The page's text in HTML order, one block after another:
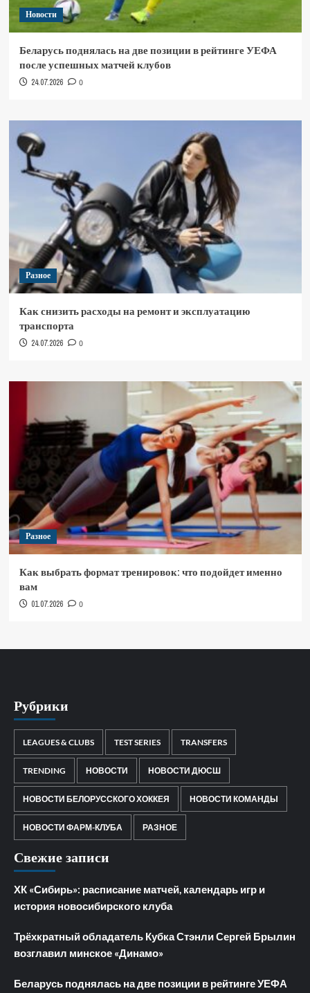
Новости
Беларусь поднялась на две позиции в рейтинге УЕФА
после успешных матчей клубов
24.07.2026 0
Разное
Как снизить расходы на ремонт и эксплуатацию
транспорта
24.07.2026 0
Разное
Как выбрать формат тренировок: что подойдет именно
вам
01.07.2026 0
Рубрики
LEAGUES & CLUBS TEST SERIES TRANSFERS
TRENDING НОВОСТИ НОВОСТИ ДЮСШ
НОВОСТИ БЕЛОРУССКОГО ХОККЕЯ НОВОСТИ КОМАНДЫ
НОВОСТИ ФАРМ-КЛУБА РАЗНОЕ
Свежие записи
ХК «Сибирь»: расписание матчей, календарь игр и
история новосибирского клуба
Трёхкратный обладатель Кубка Стэнли Сергей Брылин
возглавил минское «Динамо»
Беларусь поднялась на две позиции в рейтинге УЕФА